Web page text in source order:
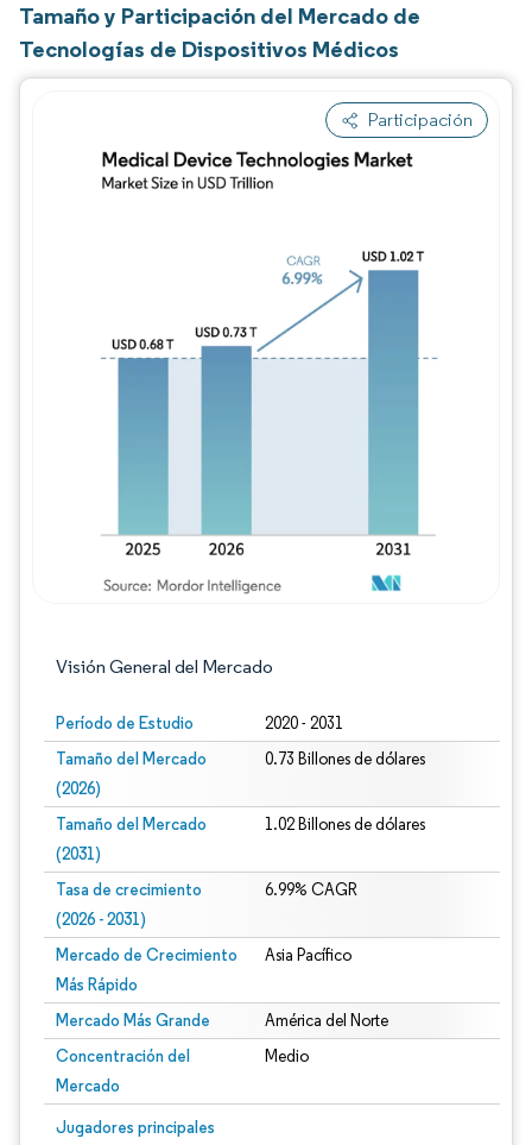
Tamaño y Participación del Mercado de
Tecnologías de Dispositivos Médicos
Participación
Visión General del Mercado
Período de Estudio 2020 - 2031
Tamaño del Mercado
(2026)
0.73 Billones de dólares
Tamaño del Mercado
(2031)
1.02 Billones de dólares
Tasa de crecimiento
(2026 - 2031)
6.99% CAGR
Mercado de Crecimiento
Más Rápido
Asia Pacífico
Mercado Más Grande América del Norte
Concentración del
Mercado
Medio
Jugadores principales
Imagen © Mordor Intelligence. El uso requiere atribución según CC BY 4.0.